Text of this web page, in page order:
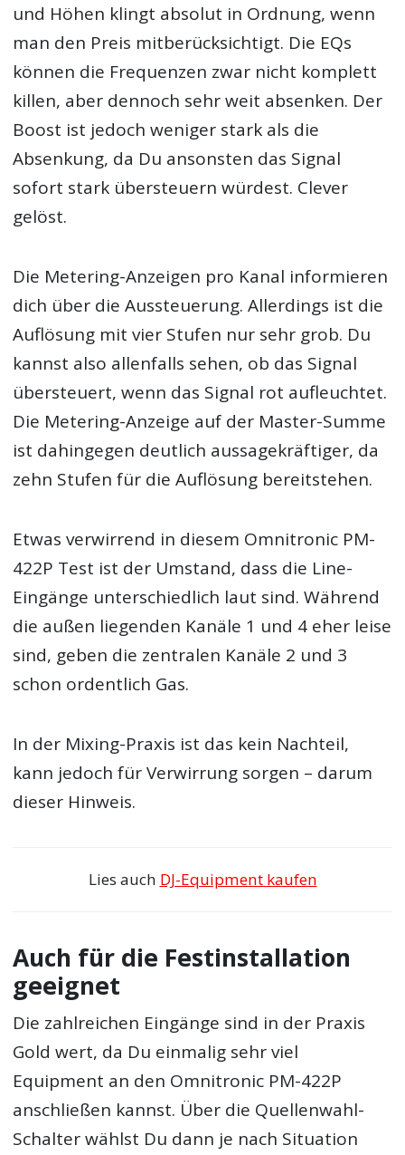
und Höhen klingt absolut in Ordnung, wenn
man den Preis mitberücksichtigt. Die EQs
können die Frequenzen zwar nicht komplett
killen, aber dennoch sehr weit absenken. Der
Boost ist jedoch weniger stark als die
Absenkung, da Du ansonsten das Signal
sofort stark übersteuern würdest. Clever
gelöst.
Die Metering-Anzeigen pro Kanal informieren
dich über die Aussteuerung. Allerdings ist die
Auflösung mit vier Stufen nur sehr grob. Du
kannst also allenfalls sehen, ob das Signal
übersteuert, wenn das Signal rot aufleuchtet.
Die Metering-Anzeige auf der Master-Summe
ist dahingegen deutlich aussagekräftiger, da
zehn Stufen für die Auflösung bereitstehen.
Etwas verwirrend in diesem Omnitronic PM-
422P Test ist der Umstand, dass die Line-
Eingänge unterschiedlich laut sind. Während
die außen liegenden Kanäle 1 und 4 eher leise
sind, geben die zentralen Kanäle 2 und 3
schon ordentlich Gas.
In der Mixing-Praxis ist das kein Nachteil,
kann jedoch für Verwirrung sorgen – darum
dieser Hinweis.
Lies auch DJ-Equipment kaufen
Auch für die Festinstallation
geeignet
Die zahlreichen Eingänge sind in der Praxis
Gold wert, da Du einmalig sehr viel
Equipment an den Omnitronic PM-422P
anschließen kannst. Über die Quellenwahl-
Schalter wählst Du dann je nach Situation